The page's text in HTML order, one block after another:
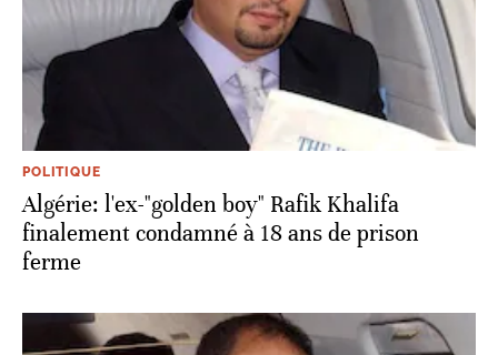
POLITIQUE
Algérie: l'ex-"golden boy" Rafik Khalifa
finalement condamné à 18 ans de prison
ferme